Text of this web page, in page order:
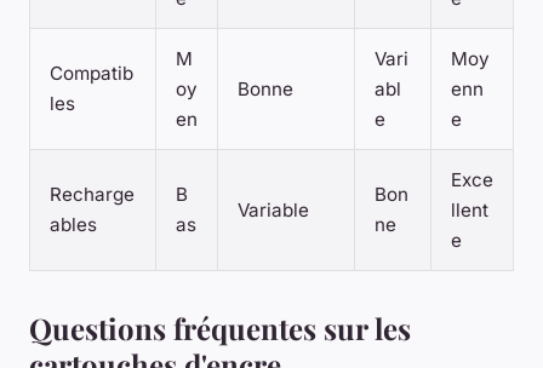
Compatib
les
M
oy
en
Bonne
Vari
abl
e
Moy
enn
e
Recharge
ables
B
as
Variable
Bon
ne
Exce
llent
e
Questions fréquentes sur les